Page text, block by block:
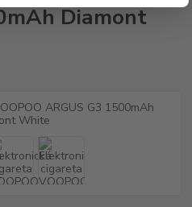
Diamont